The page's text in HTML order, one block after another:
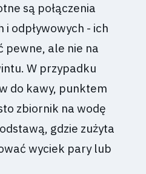
są połączenia
odpływowych - ich
pewne, ale nie na
W przypadku
do kawy, punktem
zbiornik na wodę
gdzie zużyta
wyciek pary lub